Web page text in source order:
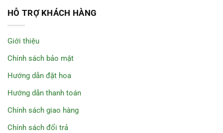
HỖ TRỢ KHÁCH HÀNG
Giới thiệu
Chính sách bảo mật
Hướng dẫn đặt hoa
Hướng dẫn thanh toán
Chính sách giao hàng
Chính sách đổi trả